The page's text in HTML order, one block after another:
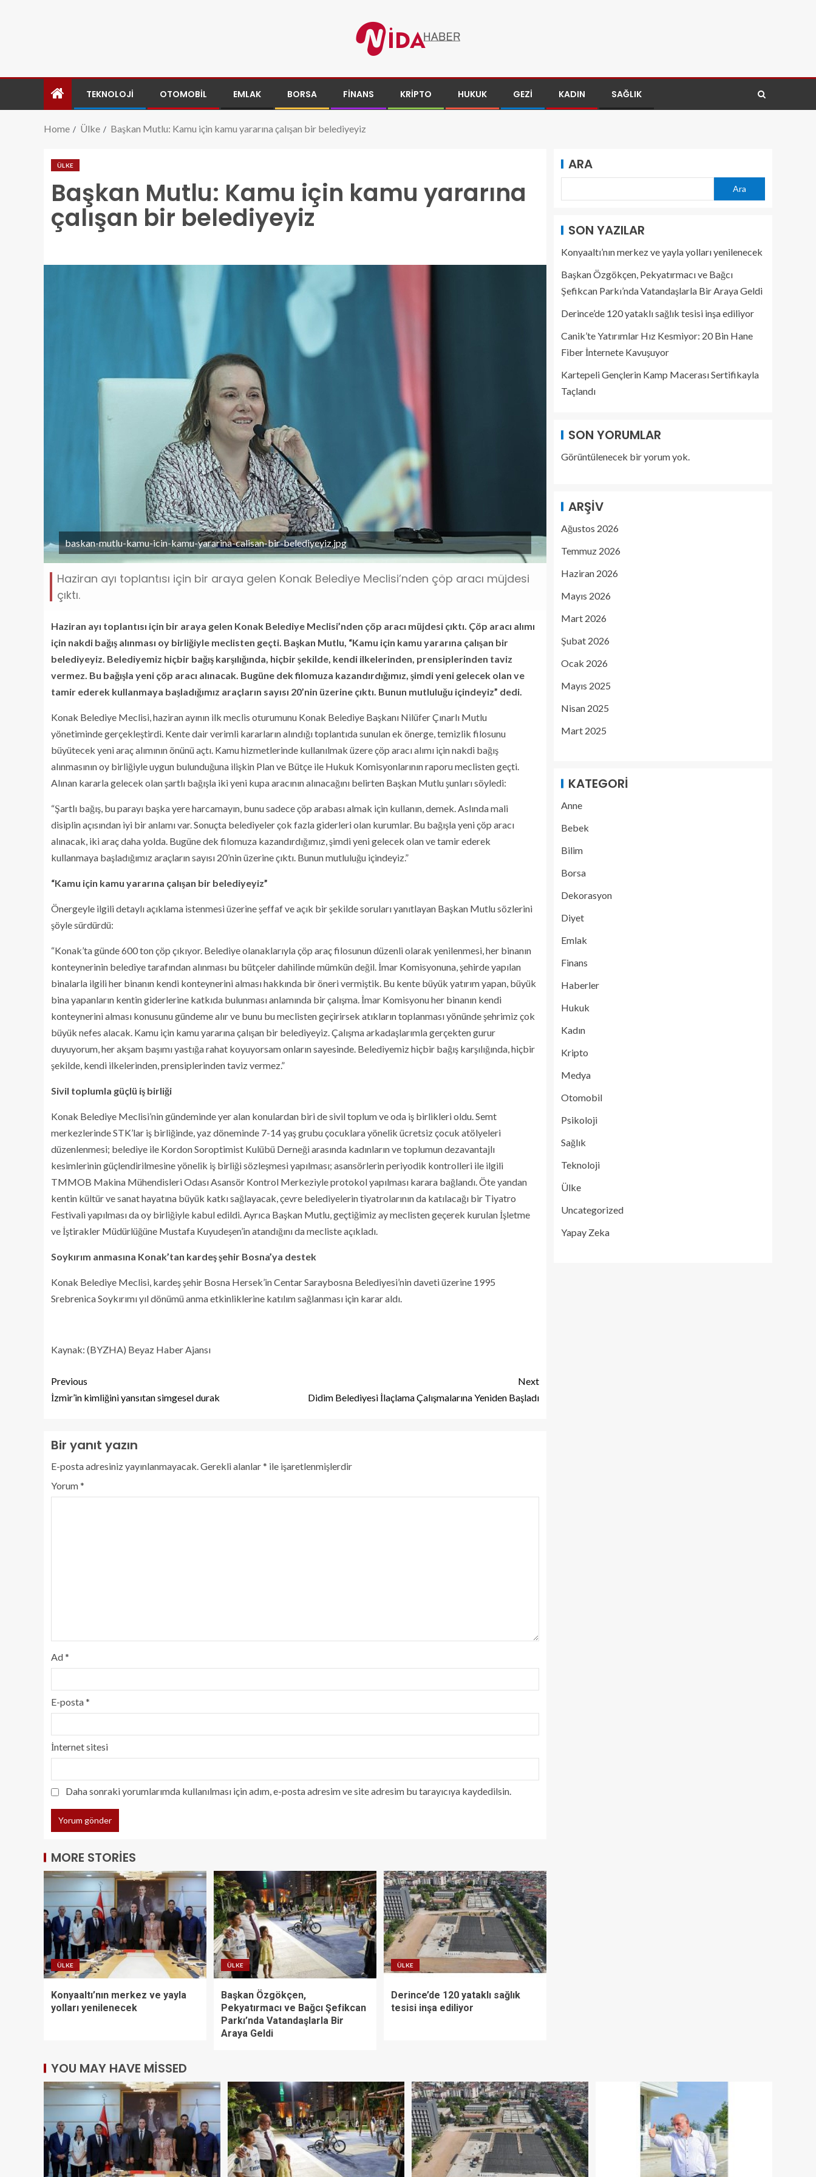
TEKNOLOJI OTOMOBIL EMLAK BORSA FINANS KRIPTO HUKUK GEZI KADIN SAĞLIK
Home Ülke Başkan Mutlu: Kamu için kamu yararına çalışan bir belediyeyiz
ÜLKE
Başkan Mutlu: Kamu için kamu yararına
çalışan bir belediyeyiz
baskan-mutlu-kamu-icin-kamu-yararina-calisan-bir-belediyeyiz.jpg
Haziran ayı toplantısı için bir araya gelen Konak Belediye Meclisi’nden çöp aracı müjdesi
çıktı.
Haziran ayı toplantısı için bir araya gelen Konak Belediye Meclisi’nden çöp aracı müjdesi çıktı. Çöp aracı alımı
için nakdi bağış alınması oy birliğiyle meclisten geçti. Başkan Mutlu, “Kamu için kamu yararına çalışan bir
belediyeyiz. Belediyemiz hiçbir bağış karşılığında, hiçbir şekilde, kendi ilkelerinden, prensiplerinden taviz
vermez. Bu bağışla yeni çöp aracı alınacak. Bugüne dek filomuza kazandırdığımız, şimdi yeni gelecek olan ve
tamir ederek kullanmaya başladığımız araçların sayısı 20’nin üzerine çıktı. Bunun mutluluğu içindeyiz” dedi.
Konak Belediye Meclisi, haziran ayının ilk meclis oturumunu Konak Belediye Başkanı Nilüfer Çınarlı Mutlu
yönetiminde gerçekleştirdi. Kente dair verimli kararların alındığı toplantıda sunulan ek önerge, temizlik filosunu
büyütecek yeni araç alımının önünü açtı. Kamu hizmetlerinde kullanılmak üzere çöp aracı alımı için nakdi bağış
alınmasının oy birliğiyle uygun bulunduğuna ilişkin Plan ve Bütçe ile Hukuk Komisyonlarının raporu meclisten geçti.
Alınan kararla gelecek olan şartlı bağışla iki yeni kupa aracının alınacağını belirten Başkan Mutlu şunları söyledi:
“Şartlı bağış, bu parayı başka yere harcamayın, bunu sadece çöp arabası almak için kullanın, demek. Aslında mali
disiplin açısından iyi bir anlamı var. Sonuçta belediyeler çok fazla giderleri olan kurumlar. Bu bağışla yeni çöp aracı
alınacak, iki araç daha yolda. Bugüne dek filomuza kazandırdığımız, şimdi yeni gelecek olan ve tamir ederek
kullanmaya başladığımız araçların sayısı 20’nin üzerine çıktı. Bunun mutluluğu içindeyiz.”
“Kamu için kamu yararına çalışan bir belediyeyiz”
Önergeyle ilgili detaylı açıklama istenmesi üzerine şeffaf ve açık bir şekilde soruları yanıtlayan Başkan Mutlu sözlerini
şöyle sürdürdü:
“Konak’ta günde 600 ton çöp çıkıyor. Belediye olanaklarıyla çöp araç filosunun düzenli olarak yenilenmesi, her binanın
konteynerinin belediye tarafından alınması bu bütçeler dahilinde mümkün değil. İmar Komisyonuna, şehirde yapılan
binalarla ilgili her binanın kendi konteynerini alması hakkında bir öneri vermiştik. Bu kente büyük yatırım yapan, büyük
bina yapanların kentin giderlerine katkıda bulunması anlamında bir çalışma. İmar Komisyonu her binanın kendi
konteynerini alması konusunu gündeme alır ve bunu bu meclisten geçirirsek atıkların toplanması yönünde şehrimiz çok
büyük nefes alacak. Kamu için kamu yararına çalışan bir belediyeyiz. Çalışma arkadaşlarımla gerçekten gurur
duyuyorum, her akşam başımı yastığa rahat koyuyorsam onların sayesinde. Belediyemiz hiçbir bağış karşılığında, hiçbir
şekilde, kendi ilkelerinden, prensiplerinden taviz vermez.”
Sivil toplumla güçlü iş birliği
Konak Belediye Meclisi’nin gündeminde yer alan konulardan biri de sivil toplum ve oda iş birlikleri oldu. Semt
merkezlerinde STK’lar iş birliğinde, yaz döneminde 7-14 yaş grubu çocuklara yönelik ücretsiz çocuk atölyeleri
düzenlenmesi; belediye ile Kordon Soroptimist Kulübü Derneği arasında kadınların ve toplumun dezavantajlı
kesimlerinin güçlendirilmesine yönelik iş birliği sözleşmesi yapılması; asansörlerin periyodik kontrolleri ile ilgili
TMMOB Makina Mühendisleri Odası Asansör Kontrol Merkeziyle protokol yapılması karara bağlandı. Öte yandan
kentin kültür ve sanat hayatına büyük katkı sağlayacak, çevre belediyelerin tiyatrolarının da katılacağı bir Tiyatro
Festivali yapılması da oy birliğiyle kabul edildi. Ayrıca Başkan Mutlu, geçtiğimiz ay meclisten geçerek kurulan İşletme
ve İştirakler Müdürlüğüne Mustafa Kuyudeşen’in atandığını da mecliste açıkladı.
Soykırım anmasına Konak’tan kardeş şehir Bosna’ya destek
Konak Belediye Meclisi, kardeş şehir Bosna Hersek’in Centar Saraybosna Belediyesi’nin daveti üzerine 1995
Srebrenica Soykırımı yıl dönümü anma etkinliklerine katılım sağlanması için karar aldı.
Kaynak: (BYZHA) Beyaz Haber Ajansı
Previous
İzmir’in kimliğini yansıtan simgesel durak
Next
Didim Belediyesi İlaçlama Çalışmalarına Yeniden Başladı
Bir yanıt yazın
E-posta adresiniz yayınlanmayacak.Gerekli alanlar* ile işaretlenmişlerdir
Yorum*
Ad*
E-posta*
İnternet sitesi
Daha sonraki yorumlarımda kullanılması için adım, e-posta adresim ve site adresim bu tarayıcıya kaydedilsin.
MORE STORIES
ÜLKE
Konyaaltı’nın merkez ve yayla
yolları yenilenecek
ÜLKE
Başkan Özgökçen,
Pekyatırmacı ve Bağcı Şefikcan
Parkı’nda Vatandaşlarla Bir
Araya Geldi
ÜLKE
Derince’de 120 yataklı sağlık
tesisi inşa ediliyor
ARA
Ara
SON YAZILAR
Konyaaltı’nın merkez ve yayla yolları yenilenecek
Başkan Özgökçen, Pekyatırmacı ve Bağcı
Şefikcan Parkı’nda Vatandaşlarla Bir Araya Geldi
Derince’de 120 yataklı sağlık tesisi inşa ediliyor
Canik’te Yatırımlar Hız Kesmiyor: 20 Bin Hane
Fiber İnternete Kavuşuyor
Kartepeli Gençlerin Kamp Macerası Sertifikayla
Taçlandı
SON YORUMLAR
Görüntülenecek bir yorum yok.
ARŞIV
Ağustos 2026
Temmuz 2026
Haziran 2026
Mayıs 2026
Mart 2026
Şubat 2026
Ocak 2026
Mayıs 2025
Nisan 2025
Mart 2025
KATEGORI
Anne
Bebek
Bilim
Borsa
Dekorasyon
Diyet
Emlak
Finans
Haberler
Hukuk
Kadın
Kripto
Medya
Otomobil
Psikoloji
Sağlık
Teknoloji
Ülke
Uncategorized
Yapay Zeka
YOU MAY HAVE MISSED